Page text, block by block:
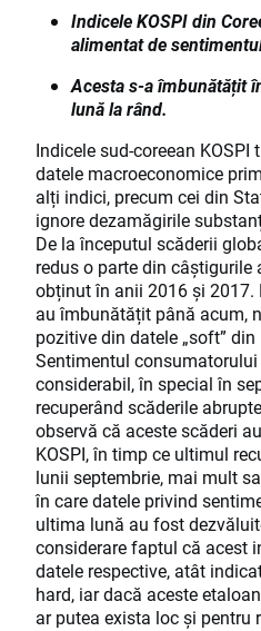
Indicele KOSPI din
alimentat de
Acesta s-a îmbunătățit
lună la rând.
Indicele sud-coreean
datele macroeconomice
alți indici, precum cei din
ignore dezamăgirile
De la începutul scăderii
redus o parte din câștigurile
obținut în anii 2016 și 2017.
au îmbunătățit până acum,
pozitive din datele „soft”
Sentimentul
considerabil, în special în
recuperând scăderile
observă că aceste scăderi
KOSPI, în timp ce ultimul
lunii septembrie, mai mult
în care datele privind
ultima lună au fost
considerare faptul că acest
datele respective, atât
hard, iar dacă aceste
ar putea exista loc și pentru